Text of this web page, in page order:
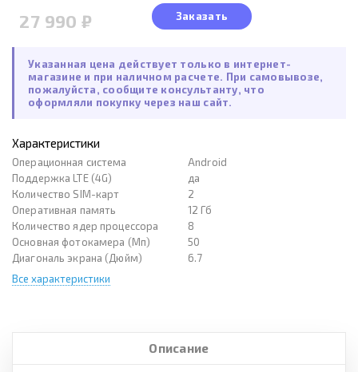
27 990 ₽ Заказать
Указанная цена действует только в интернет-
магазине и при наличном расчете. При самовывозе,
пожалуйста, сообщите консультанту, что
оформляли покупку через наш сайт.
Характеристики
Операционная система
Android
Поддержка LTE (4G)
да
Количество SIM-карт
2
Оперативная память
12 Гб
Количество ядер процессора
8
Основная фотокамера (Мп)
50
Диагональ экрана (Дюйм)
6.7
Все характеристики
Описание